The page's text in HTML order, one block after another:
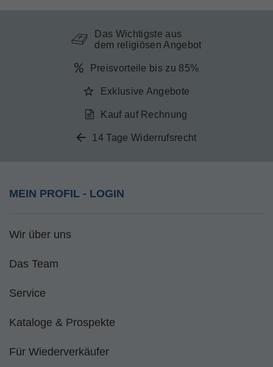
Das Wichtigste aus
dem religiösen Angebot
Preisvorteile bis zu 85%
Exklusive Angebote
Kauf auf Rechnung
14 Tage Widerrufsrecht
MEIN PROFIL - LOGIN
Wir über uns
Das Team
Service
Kataloge & Prospekte
Für Wiederverkäufer